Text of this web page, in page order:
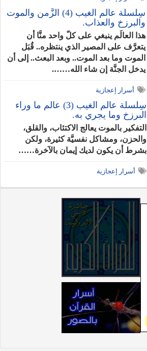
سِلسلة عالَم الغيب (4) الزَّمن والموت
والبرزخ والعذاب.
هذا العالَم ينبغي على كلّ واحد منَّا أن
يتعرَّف على المصير الذي ينتظره.. قُبَل
الموت وما بعد الموت.. وبعد البعث.. إلى أن
يدخل الجنَّة إن شاء الله…….
أسرار إعجازية
سِلسلة عالَم الغيب (3) عالَم ما وراء
البرزخ وما يجري به.
التفكير بالموت يعالج الاكتئاب، والقلق،
والحزن، ومشاكل نفسيَّة كثيرة، ولكن
بشرط أن يكون لديك إيمان بالآخرة……
أسرار إعجازية